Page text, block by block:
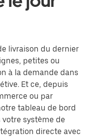
livraison du dernier
petites ou
à la demande dans
Et ce, depuis
ou par
tableau de bord
système de
directe avec